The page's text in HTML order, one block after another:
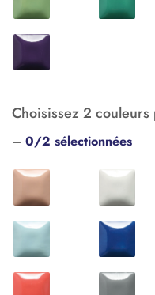
Choisissez 2
– 0/2 sélectionnées